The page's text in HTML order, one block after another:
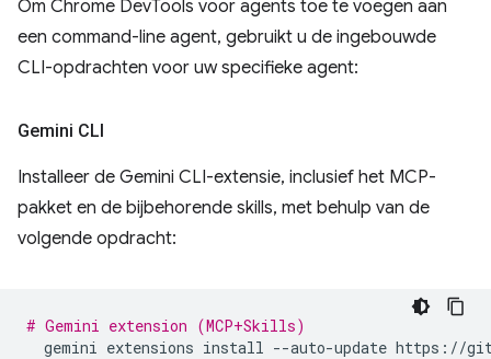
Om Chrome DevTools voor agents toe te voegen aan
een command-line agent, gebruikt u de ingebouwde
CLI-opdrachten voor uw specifieke agent:
Gemini CLI
Installeer de Gemini CLI-extensie, inclusief het MCP-
pakket en de bijbehorende skills, met behulp van de
volgende opdracht:
# Gemini extension (MCP+Skills)
gemini extensions install --auto-update